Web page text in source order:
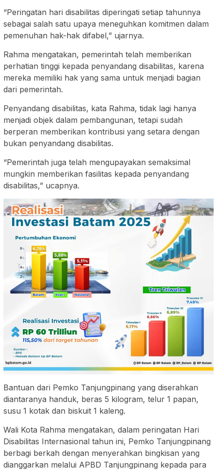
“Peringatan hari disabilitas diperingati setiap tahunnya
sebagai salah satu upaya meneguhkan komitmen dalam
pemenuhan hak-hak difabel,” ujarnya.
Rahma mengatakan, pemerintah telah memberikan
perhatian tinggi kepada penyandang disabilitas, karena
mereka memiliki hak yang sama untuk menjadi bagian
dari pemerintah.
Penyandang disabilitas, kata Rahma, tidak lagi hanya
menjadi objek dalam pembangunan, tetapi sudah
berperan memberikan kontribusi yang setara dengan
bukan penyandang disabilitas.
“Pemerintah juga telah mengupayakan semaksimal
mungkin memberikan fasilitas kepada penyandang
disabilitas,” ucapnya.
Bantuan dari Pemko Tanjungpinang yang diserahkan
diantaranya handuk, beras 5 kilogram, telur 1 papan,
susu 1 kotak dan biskuit 1 kaleng.
Wali Kota Rahma mengatakan, dalam peringatan Hari
Disabilitas Internasional tahun ini, Pemko Tanjungpinang
berbagi berkah dengan menyerahkan bingkisan yang
dianggarkan melalui APBD Tanjungpinang kepada para